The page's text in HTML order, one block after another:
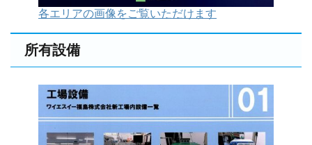
各エリアの画像をご覧いただけます
所有設備